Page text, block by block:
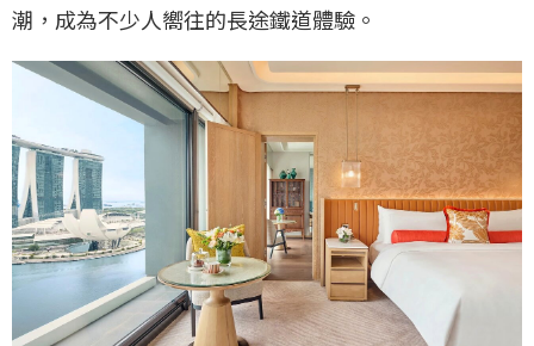
潮，成為不少人嚮往的長途鐵道體驗。